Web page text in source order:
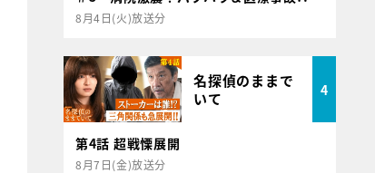
8月4日(火)放送分
名探偵のままで
いて
4
第4話 超戦慄展開
8月7日(金)放送分